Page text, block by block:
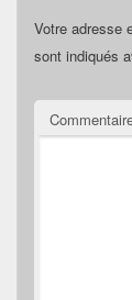
Votre adresse
sont indiqués